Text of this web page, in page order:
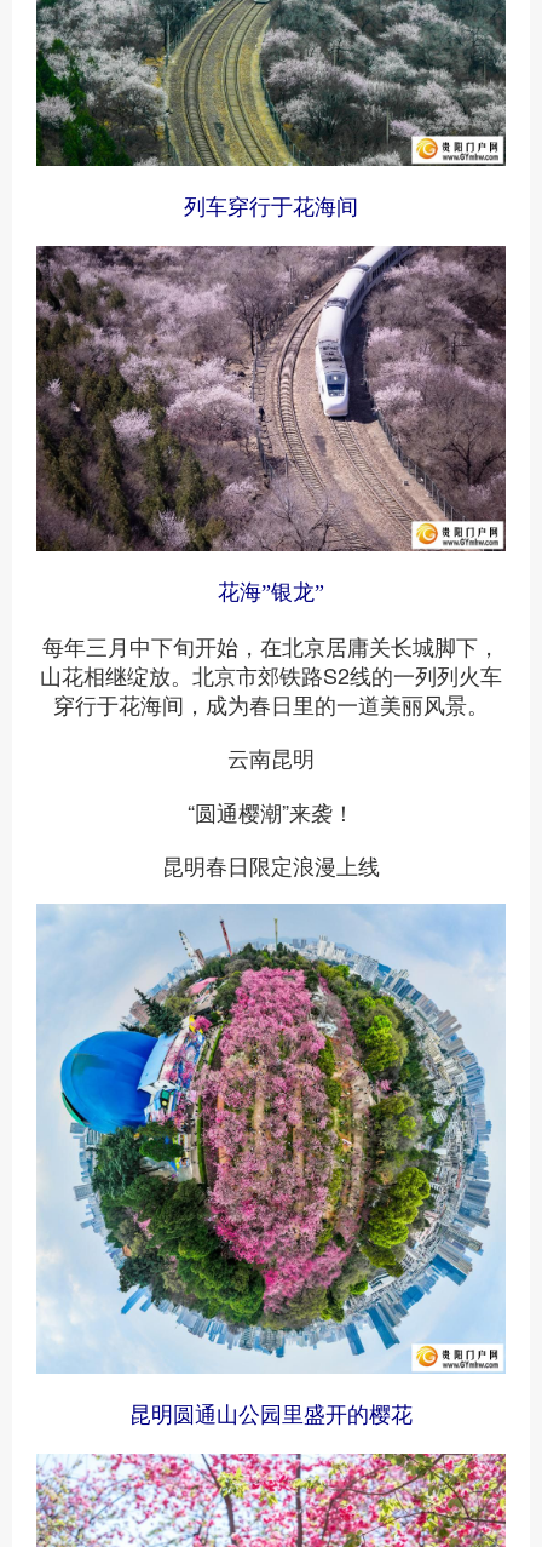
列车穿行于花海间
花海”银龙”
每年三月中下旬开始，在北京居庸关长城脚下，
山花相继绽放。北京市郊铁路S2线的一列列火车
穿行于花海间，成为春日里的一道美丽风景。
云南昆明
“圆通樱潮”来袭！
昆明春日限定浪漫上线
昆明圆通山公园里盛开的樱花